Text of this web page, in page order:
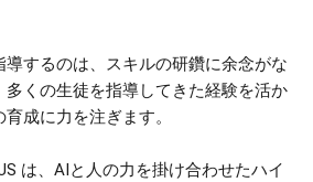
するのは、スキルの研鑽に余念がな
多くの生徒を指導してきた経験を活か
成に力を注ぎます。
は、AIと人の力を掛け合わせたハイ